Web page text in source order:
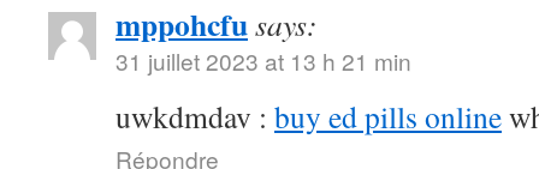
mppohcfusays:
31 juillet 2023 at 13 h 21 min
uwkdmdav : buy ed pills online
Répondre